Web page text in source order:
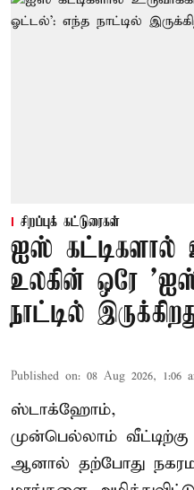
சிறப்புக் கட்டுரைகள்
ஐஸ் கட்டிகளால்
உலகின் ஒரே
நாட்டில்
Published on: 08 Aug 2026, 1:06
ஸ்டாக்ஹோம்,
முன்பெல்லாம்
ஆனால் தற்போது